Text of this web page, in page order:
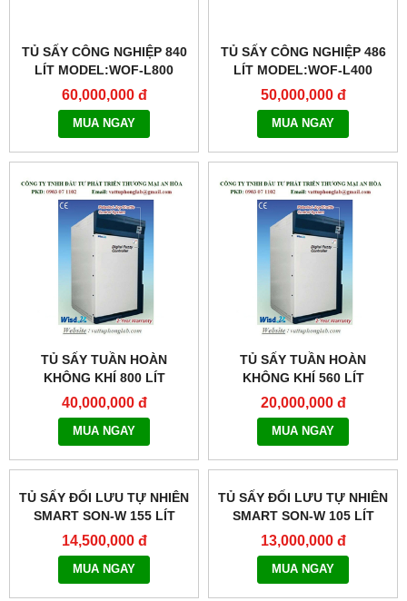
TỦ SẤY CÔNG NGHIỆP 840
LÍT MODEL:WOF-L800
60,000,000 đ
MUA NGAY
TỦ SẤY CÔNG NGHIỆP 486
LÍT MODEL:WOF-L400
50,000,000 đ
MUA NGAY
TỦ SẤY TUẦN HOÀN
KHÔNG KHÍ 800 LÍT
MODEL:WOC-800
40,000,000 đ
MUA NGAY
TỦ SẤY TUẦN HOÀN
KHÔNG KHÍ 560 LÍT
MODEL:WOC-560
20,000,000 đ
MUA NGAY
TỦ SẤY ĐỐI LƯU TỰ NHIÊN
SMART SON-W 155 LÍT
MODEL:THERMOSTABLE
SON-W155
14,500,000 đ
MUA NGAY
TỦ SẤY ĐỐI LƯU TỰ NHIÊN
SMART SON-W 105 LÍT
MODEL:THERMOSTABLE
SON-W105
13,000,000 đ
MUA NGAY